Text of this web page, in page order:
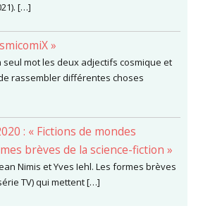
[…]
»
seul mot les deux adjectifs cosmique et
rassembler différentes choses
: « Fictions de mondes
brèves de la science-fiction »
Nimis et Yves Iehl. Les formes brèves
TV) qui mettent […]